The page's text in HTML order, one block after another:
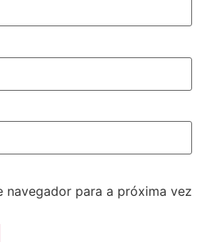
navegador para a próxima vez